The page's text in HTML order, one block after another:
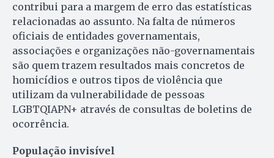
contribui para a margem de erro das estatísticas
relacionadas ao assunto. Na falta de números
oficiais de entidades governamentais,
associações e organizações não-governamentais
são quem trazem resultados mais concretos de
homicídios e outros tipos de violência que
utilizam da vulnerabilidade de pessoas
LGBTQIAPN+ através de consultas de boletins de
ocorrência.
População invisível